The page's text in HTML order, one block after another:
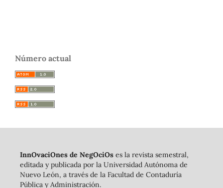
Número actual
InnOvaciOnes de NegOciOses la revista semestral,
editada y publicada por la Universidad Autónoma de
Nuevo León, a través de la Facultad de Contaduría
Pública y Administración.